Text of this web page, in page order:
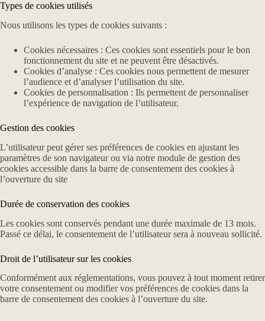
​Types de cookies utilisés
Nous utilisons les types de cookies suivants :
Cookies nécessaires : Ces cookies sont essentiels pour le bon
fonctionnement du site et ne peuvent être désactivés.
Cookies d’analyse : Ces cookies nous permettent de mesurer
l’audience et d’analyser l’utilisation du site.
Cookies de personnalisation : Ils permettent de personnaliser
l’expérience de navigation de l’utilisateur.
Gestion des cookies
L’utilisateur peut gérer ses préférences de cookies en ajustant les
paramètres de son navigateur ou via notre module de gestion des
cookies accessible dans la barre de consentement des cookies à
l’ouverture du site
Durée de conservation des cookies
Les cookies sont conservés pendant une durée maximale de 13 mois.
Passé ce délai, le consentement de l’utilisateur sera à nouveau sollicité.
Droit de l’utilisateur sur les cookies
Conformément aux réglementations, vous pouvez à tout moment retirer
votre consentement ou modifier vos préférences de cookies dans la
barre de consentement des cookies à l’ouverture du site.